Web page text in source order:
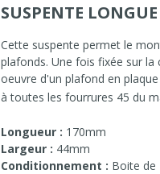
SUSPENTE
Cette suspente permet le
plafonds. Une fois fixée sur
oeuvre d'un plafond en
à toutes les fourrures 45 du
Longueur : 170mm
Largeur : 44mm
Conditionnement : Boite de